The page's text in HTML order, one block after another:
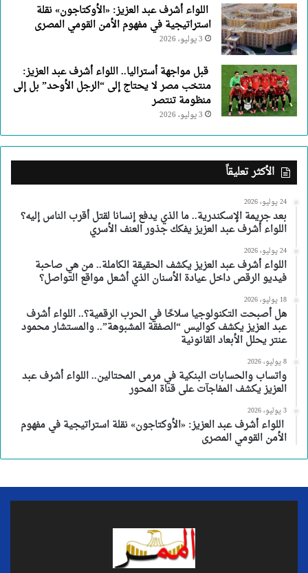
اللواء أشرف عبد العزيز: «الأوكتاجون» نقلة
استراتيجية في مفهوم الأمن القومي المصرى
3 يوليو، 2026
قبل مواجهة أستراليا.. اللواء أشرف عبد العزيز:
منتخب مصر لا يحتاج إلى “الرجل الأوحد” بل إلى
منظومة تنتصر
3 يوليو، 2026
الأكثر تعليقاً
24 يوليو، 2026
بعد جريمة الإسكندرية.. ما الذي يدفع إنسانا لقتل أقرب الناس إليه؟
اللواء أشرف عبد العزيز يفكك جذور العنف الأسري
24 يوليو، 2026
اللواء أشرف عبد العزيز يكشف الحقيقة الكاملة.. من هي صاحبة
فيديو الرقص داخل عيادة الأسنان الذي أشعل مواقع التواصل؟
18 يوليو، 2026
هل أصبحت التكنولوجيا سلاحًا في الحرب الرقمية؟.. اللواء أشرف
عبد العزيز يكشف كواليس “الصفقة المشبوهة”.. والمستشار محمود
عنتر يحلل الأبعاد القانونية
8 يوليو، 2026
واتساب والحسابات البنكية في مرمى المحتالين.. اللواء أشرف عبد
العزيز يكشف المفاجآت على قناة المحور
3 يوليو، 2026
اللواء أشرف عبد العزيز: «الأوكتاجون» نقلة استراتيجية في مفهوم
الأمن القومي المصرى